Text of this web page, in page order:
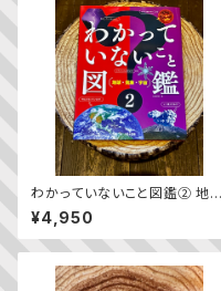
わかっていないこと図鑑② 地
球・気象・宇宙
¥4,950